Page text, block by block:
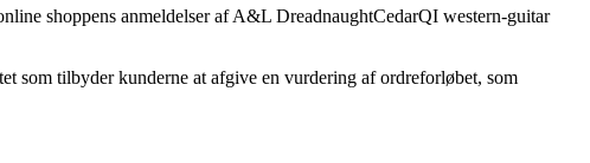
shoppens anmeldelser af A&L DreadnaughtCedarQI western-guitar
som tilbyder kunderne at afgive en vurdering af ordreforløbet, som